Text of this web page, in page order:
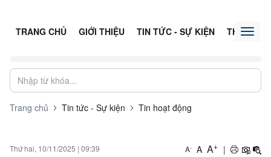
TRANG CHỦ GIỚI THIỆU TIN TỨC - SỰ KIỆN THÔNG
Trang chủ Tin tức - Sự kiện Tin hoạt động
Thứ hai, 10/11/2025 | 09:39 A- A A+ |